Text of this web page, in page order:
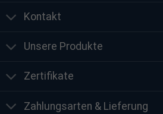
Kontakt
Unsere Produkte
Zertifikate
Zahlungsarten & Lieferung